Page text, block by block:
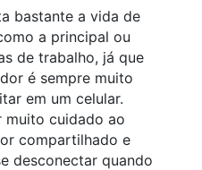
bastante a vida de
a principal ou
de trabalho, já que
é sempre muito
em um celular.
muito cuidado ao
compartilhado e
desconectar quando